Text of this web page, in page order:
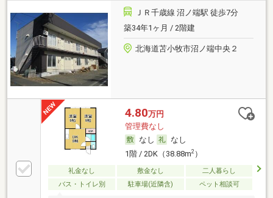
ＪＲ千歳線 沼ノ端駅 徒歩7分
築34年1ヶ月 / 2階建
北海道苫小牧市沼ノ端中央２
4.80万円
管理費なし
なし
なし
1階 / 2DK（38.88m2）
礼金なし 敷金なし
二人暮らし
バス・トイレ別
駐車場(近隣含) ペット相談可